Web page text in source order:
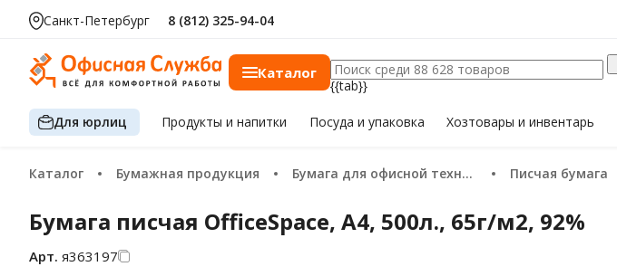
Санкт-Петербург 8 (812) 325-94-04
Каталог
{{tab}}
Для юрлиц Продуктыи напитки Посуда и упаковка Хозтоварыи инвентарь
Каталог Бумажная продукция Бумага для офисной техники Писчая бумага
Бумага писчая OfficeSpace, А4, 500л., 65г/м2, 92%
Арт. я363197